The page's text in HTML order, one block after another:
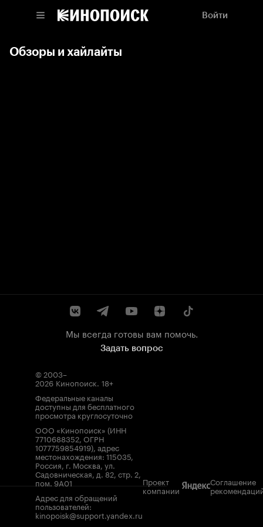
Войти
Обзоры и хайлайты
Мы всегда готовы вам помочь.
Задать вопрос
© 2003–
2026 Кинопоиск. 18+
Федеральные каналы
доступны для бесплатного
просмотра круглосуточно
ООО «Кинопоиск» (ИНН
7710688352, ОГРН
1077759854919), адрес
местонахождения: 115035,
Россия, г. Москва, ул.
Садовническая, д. 82, стр. 2,
пом. 9А01
Адрес для обращений
пользователей:
kinopoisk@support.yandex.ru
Проект
компании
Соглашение